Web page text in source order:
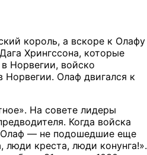
король, а вскоре к Олафу
Хрингссона, которые
Норвегии, войско
Олаф двигался к
На совете лидеры
Когда войска
Олаф — не подошедшие еще
люди креста, люди конунга!».